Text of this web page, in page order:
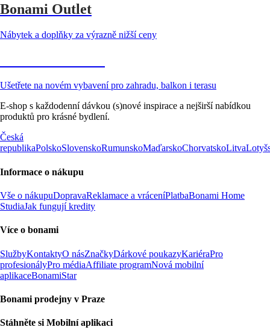
Bonami Outlet
Nábytek a doplňky za výrazně nižší ceny
Ušetřete na novém vybavení pro zahradu, balkon i terasu
E-shop s každodenní dávkou (s)nové inspirace a nejširší nabídkou
produktů pro krásné bydlení.
Česká
republikaPolskoSlovenskoRumunskoMaďarskoChorvatskoLitva
Informace o nákupu
Vše o nákupuDopravaReklamace a vráceníPlatbaBonami Home
StudiaJak fungují kredity
Více o bonami
SlužbyKontaktyO násZnačkyDárkové poukazyKariéraPro
profesionályPro médiaAffiliate programNová mobilní
aplikaceBonamiStar
Bonami prodejny v Praze
Stáhněte si Mobilní aplikaci